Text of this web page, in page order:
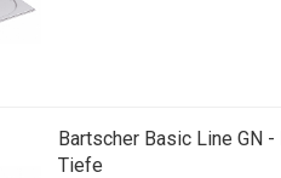
Bartscher Basic Line GN
Tiefe